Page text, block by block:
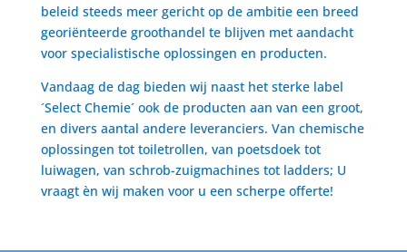
beleid steeds meer gericht op de ambitie een breed
georiënteerde groothandel te blijven met aandacht
voor specialistische oplossingen en producten.
Vandaag de dag bieden wij naast het sterke label
´Select Chemie´ ook de producten aan van een groot,
en divers aantal andere leveranciers. Van chemische
oplossingen tot toiletrollen, van poetsdoek tot
luiwagen, van schrob-zuigmachines tot ladders; U
vraagt èn wij maken voor u een scherpe offerte!